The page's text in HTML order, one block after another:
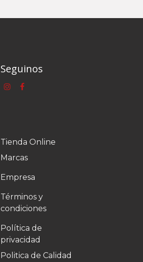
Seguinos
Tienda Online
Marcas
Empresa
Términos y
condiciones
Política de
privacidad
Politica de Calidad